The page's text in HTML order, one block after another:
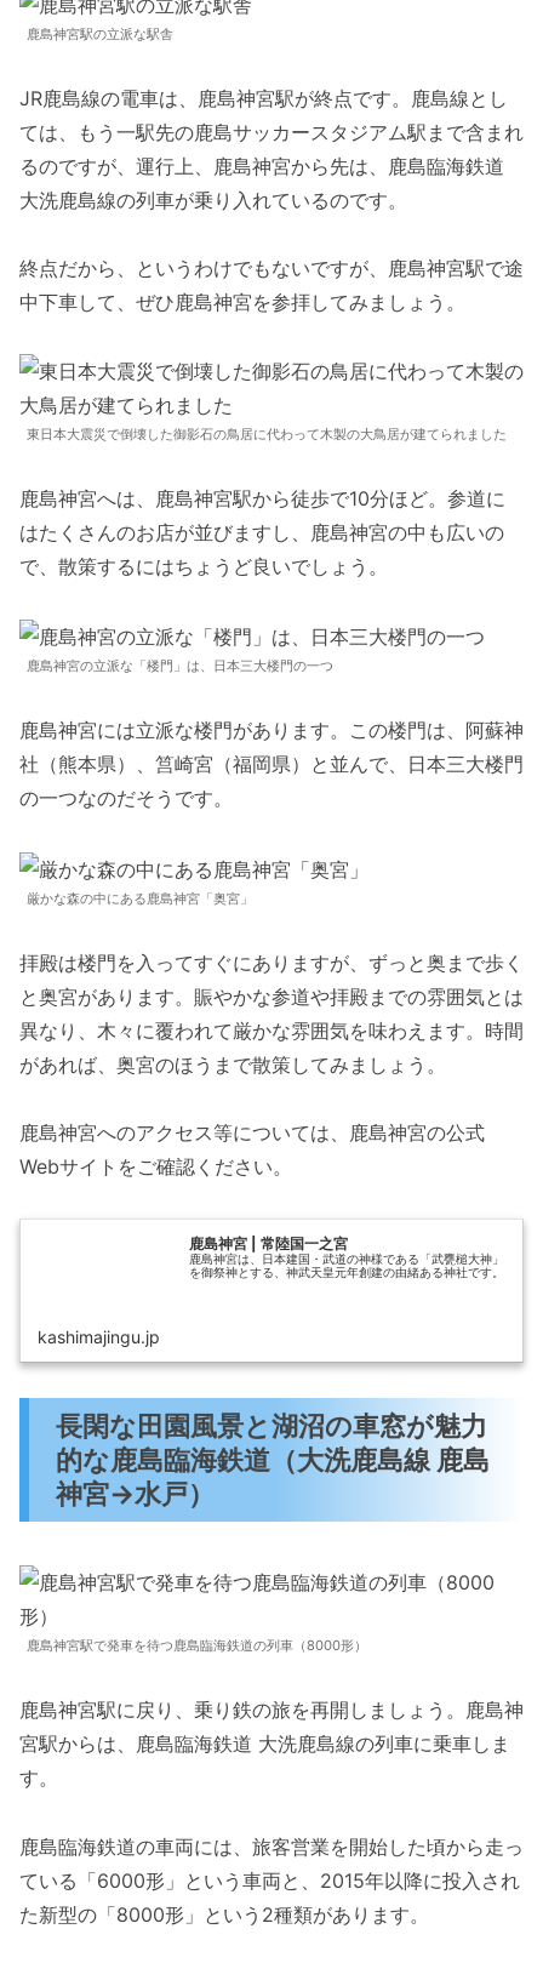
鹿島神宮駅の立派な駅舎
JR鹿島線の電車は、鹿島神宮駅が終点です。鹿島線とし
ては、もう一駅先の鹿島サッカースタジアム駅まで含まれ
るのですが、運行上、鹿島神宮から先は、鹿島臨海鉄道
大洗鹿島線の列車が乗り入れているのです。
終点だから、というわけでもないですが、鹿島神宮駅で途
中下車して、ぜひ鹿島神宮を参拝してみましょう。
東日本大震災で倒壊した御影石の鳥居に代わって木製の大鳥居が建てられました
鹿島神宮へは、鹿島神宮駅から徒歩で10分ほど。参道に
はたくさんのお店が並びますし、鹿島神宮の中も広いの
で、散策するにはちょうど良いでしょう。
鹿島神宮の立派な「楼門」は、日本三大楼門の一つ
鹿島神宮には立派な楼門があります。この楼門は、阿蘇神
社（熊本県）、筥崎宮（福岡県）と並んで、日本三大楼門
の一つなのだそうです。
厳かな森の中にある鹿島神宮「奥宮」
拝殿は楼門を入ってすぐにありますが、ずっと奥まで歩く
と奥宮があります。賑やかな参道や拝殿までの雰囲気とは
異なり、木々に覆われて厳かな雰囲気を味わえます。時間
があれば、奥宮のほうまで散策してみましょう。
鹿島神宮へのアクセス等については、鹿島神宮の公式
Webサイトをご確認ください。
鹿島神宮 | 常陸国一之宮
鹿島神宮は、日本建国・武道の神様である「武甕槌大神」
を御祭神とする、神武天皇元年創建の由緒ある神社です。
kashimajingu.jp
長閑な田園風景と湖沼の車窓が魅力
的な鹿島臨海鉄道（大洗鹿島線 鹿島
神宮→水戸）
鹿島神宮駅で発車を待つ鹿島臨海鉄道の列車（8000形）
鹿島神宮駅に戻り、乗り鉄の旅を再開しましょう。鹿島神
宮駅からは、鹿島臨海鉄道 大洗鹿島線の列車に乗車しま
す。
鹿島臨海鉄道の車両には、旅客営業を開始した頃から走っ
ている「6000形」という車両と、2015年以降に投入され
た新型の「8000形」という2種類があります。